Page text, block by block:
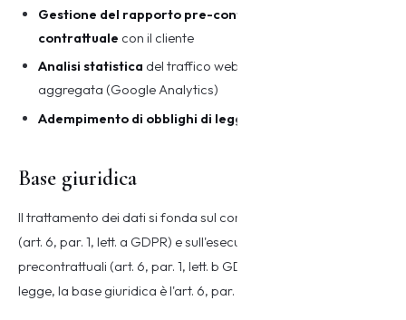
Gestione del rapporto pre-contrattuale e
contrattuale con il cliente
Analisi statistica del traffico web in forma anonima e
aggregata (Google Analytics)
Adempimento di obblighi di legge
Base giuridica
Il trattamento dei dati si fonda sul consenso dell'interessato
(art. 6, par. 1, lett. a GDPR) e sull'esecuzione di misure
precontrattuali (art. 6, par. 1, lett. b GDPR). Per gli obblighi di
legge, la base giuridica è l'art. 6, par. 1, lett. c GDPR.